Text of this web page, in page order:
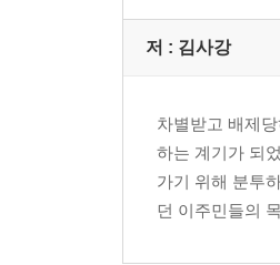
저 : 김사강
차별받고 배제
하는 계기가 되
가기 위해 분투
던 이주민들의